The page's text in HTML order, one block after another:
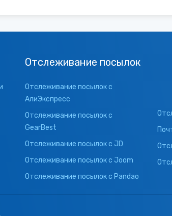
Отслеживание посылок
Отслеживание посылок с
АлиЭкспресс
Отслеживание посылок с
GearBest
Отслеживание посылок с JD
Отслеживание посылок с Joom
Отслеживание посылок с Pandao